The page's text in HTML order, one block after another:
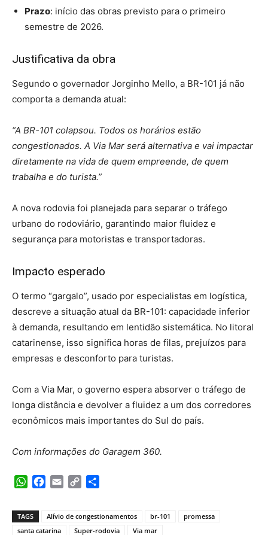
Prazo: início das obras previsto para o primeiro
semestre de 2026.
Justificativa da obra
Segundo o governador Jorginho Mello, a BR-101 já não
comporta a demanda atual:
“A BR-101 colapsou. Todos os horários estão
congestionados. A Via Mar será alternativa e vai impactar
diretamente na vida de quem empreende, de quem
trabalha e do turista.”
A nova rodovia foi planejada para separar o tráfego
urbano do rodoviário, garantindo maior fluidez e
segurança para motoristas e transportadoras.
Impacto esperado
O termo “gargalo”, usado por especialistas em logística,
descreve a situação atual da BR-101: capacidade inferior
à demanda, resultando em lentidão sistemática. No litoral
catarinense, isso significa horas de filas, prejuízos para
empresas e desconforto para turistas.
Com a Via Mar, o governo espera absorver o tráfego de
longa distância e devolver a fluidez a um dos corredores
econômicos mais importantes do Sul do país.
Com informações do Garagem 360.
WhatsApp
Facebook
Email Copy
TAGS Alívio de congestionamentos br-101
promessa
santa catarina
Super-rodovia Via mar